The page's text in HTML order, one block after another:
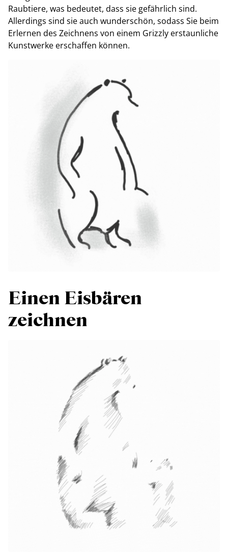
Raubtiere, was bedeutet, dass sie gefährlich sind.
Allerdings sind sie auch wunderschön, sodass Sie beim
Erlernen des Zeichnens von einem Grizzly erstaunliche
Kunstwerke erschaffen können.
Einen Eisbären
zeichnen